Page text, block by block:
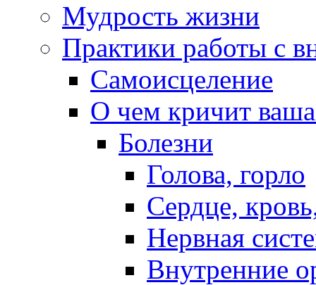
Мудрость жизни
Практики работы с
Самоисцеление
О чем кричит ваша
Болезни
Голова, горло
Сердце,
Нервная
Внутренние